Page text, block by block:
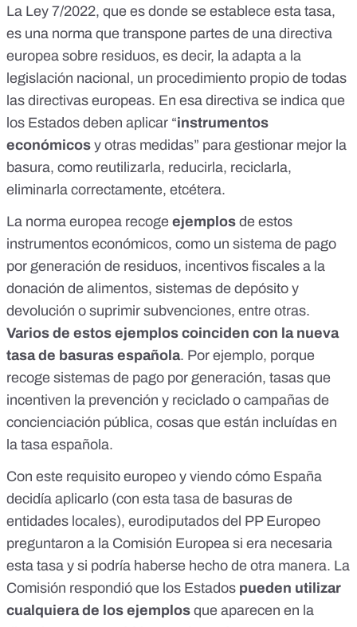
La Ley 7/2022, que es donde se establece esta tasa,
es una norma que transpone partes de una directiva
europea sobre residuos, es decir, la adapta a la
legislación nacional, un procedimiento propio de todas
las directivas europeas. En esa directiva se indica que
los Estados deben aplicar “instrumentos
económicos y otras medidas” para gestionar mejor la
basura, como reutilizarla, reducirla, reciclarla,
eliminarla correctamente, etcétera.
La norma europea recoge ejemplos de estos
instrumentos económicos, como un sistema de pago
por generación de residuos, incentivos fiscales a la
donación de alimentos, sistemas de depósito y
devolución o suprimir subvenciones, entre otras.
Varios de estos ejemplos coinciden con la nueva
tasa de basuras española. Por ejemplo, porque
recoge sistemas de pago por generación, tasas que
incentiven la prevención y reciclado o campañas de
concienciación pública, cosas que están incluídas en
la tasa española.
Con este requisito europeo y viendo cómo España
decidía aplicarlo (con esta tasa de basuras de
entidades locales), eurodiputados del PP Europeo
preguntaron a la Comisión Europea si era necesaria
esta tasa y si podría haberse hecho de otra manera. La
Comisión respondió que los Estados pueden utilizar
cualquiera de los ejemplos que aparecen en la